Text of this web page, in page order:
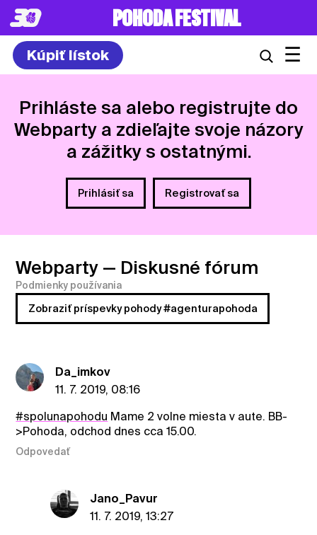
POHODA FESTIVAL
Kúpiť lístok ☰
Prihláste sa alebo registrujte do
Webparty a zdieľajte svoje názory
a zážitky s ostatnými.
Prihlásiť sa Registrovať sa
Webparty — Diskusné fórum
Podmienky používania
Zobraziť príspevky pohody #agenturapohoda
Da_imkov
11. 7. 2019, 08:16
#spolunapohodu Mame 2 volne miesta v aute. BB-
>Pohoda, odchod dnes cca 15.00.
Odpovedať
Jano_Pavur
11. 7. 2019, 13:27